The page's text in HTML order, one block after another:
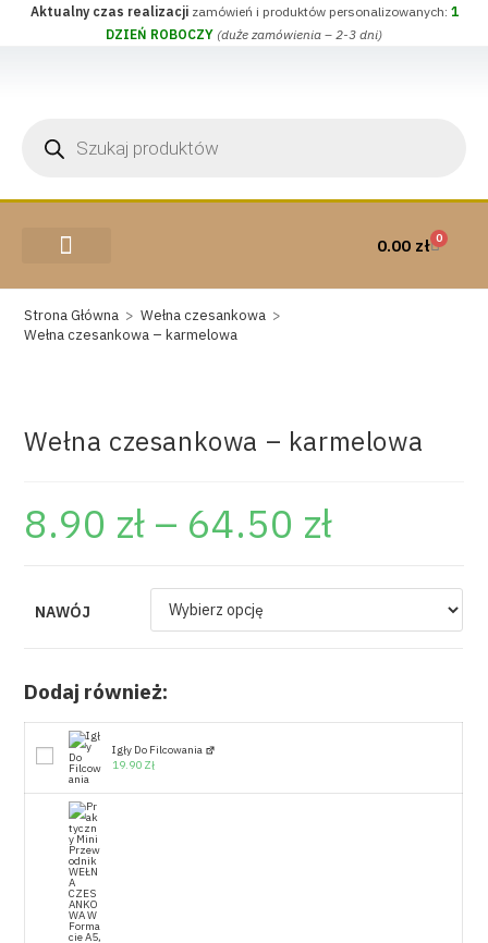
Aktualny czas realizacjizamówień i produktów personalizowanych: 1
DZIEŃ ROBOCZY (duże zamówienia – 2-3 dni)
0.00 zł 0
Strona Główna > Wełna czesankowa >
Wełna czesankowa – karmelowa
Wełna czesankowa – karmelowa
8.90 zł – 64.50 zł
NAWÓJ
Dodaj również:
Igły Do Filcowania
19.90 Zł